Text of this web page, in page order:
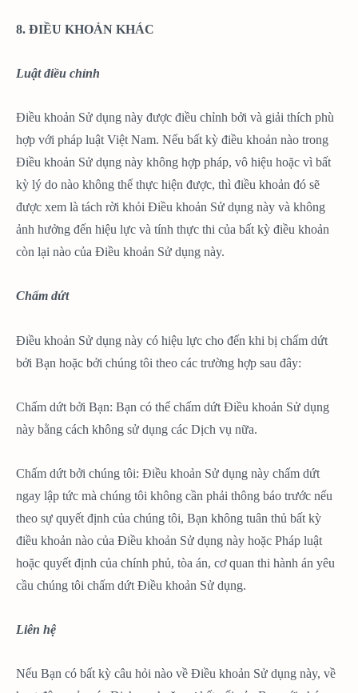
8. ĐIỀU KHOẢN KHÁC
Luật điều chỉnh
Điều khoản Sử dụng này được điều chỉnh bởi và giải thích phù
hợp với pháp luật Việt Nam. Nếu bất kỳ điều khoản nào trong
Điều khoản Sử dụng này không hợp pháp, vô hiệu hoặc vì bất
kỳ lý do nào không thể thực hiện được, thì điều khoản đó sẽ
được xem là tách rời khỏi Điều khoản Sử dụng này và không
ảnh hưởng đến hiệu lực và tính thực thi của bất kỳ điều khoản
còn lại nào của Điều khoản Sử dụng này.
Chấm dứt
Điều khoản Sử dụng này có hiệu lực cho đến khi bị chấm dứt
bởi Bạn hoặc bởi chúng tôi theo các trường hợp sau đây:
Chấm dứt bởi Bạn: Bạn có thể chấm dứt Điều khoản Sử dụng
này bằng cách không sử dụng các Dịch vụ nữa.
Chấm dứt bởi chúng tôi: Điều khoản Sử dụng này chấm dứt
ngay lập tức mà chúng tôi không cần phải thông báo trước nếu
theo sự quyết định của chúng tôi, Bạn không tuân thủ bất kỳ
điều khoản nào của Điều khoản Sử dụng này hoặc Pháp luật
hoặc quyết định của chính phủ, tòa án, cơ quan thi hành án yêu
cầu chúng tôi chấm dứt Điều khoản Sử dụng.
Liên hệ
Nếu Bạn có bất kỳ câu hỏi nào về Điều khoản Sử dụng này, về